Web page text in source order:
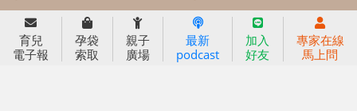
信誼好好育兒
小太陽親子館
小太陽親子書房
(02)2396-5305轉2345 (週一～週五 9:00～18:00)
育兒
電子報
孕袋
索取
親子
廣場
最新
podcast
加入
好友
專家在線
馬上問